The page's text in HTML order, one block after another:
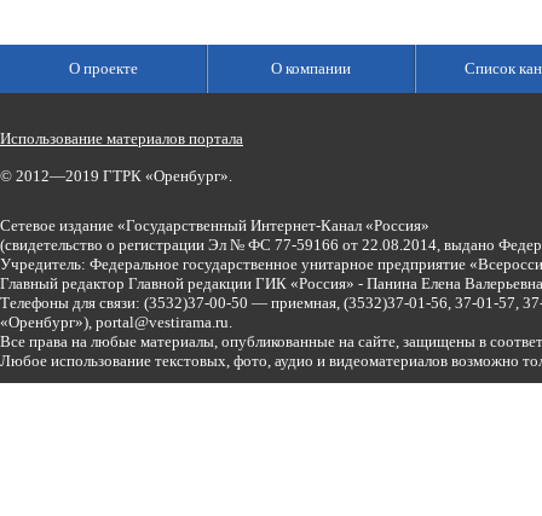
О проекте О компании Список
Использование материалов портала
© 2012—2019 ГТРК «Оренбург».
Сетевое издание «Государственный Интернет-Канал «Россия»
(свидетельство о регистрации Эл № ФС 77-59166 от 22.08.2014, выдано
Учредитель: Федеральное государственное унитарное предприятие
Главный редактор Главной редакции ГИК «Россия» - Панина Елена
Телефоны для связи: (3532)37-00-50 — приемная, (3532)37-01-56, 37-01-57,
«Оренбург»), portal@vestirama.ru.
Все права на любые материалы, опубликованные на сайте, защищены в
Любое использование текстовых, фото, аудио и видеоматериалов возможно